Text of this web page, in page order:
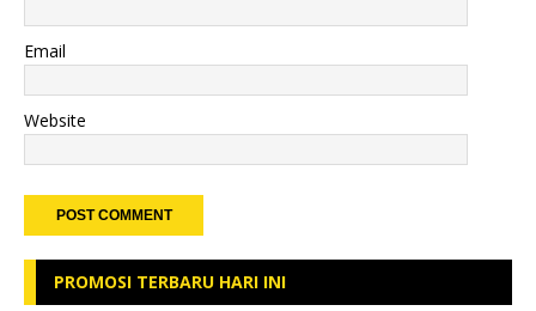
Email
Website
PROMOSI TERBARU HARI INI